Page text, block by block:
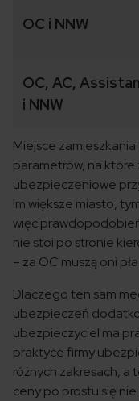
OC i NNW
OC, AC,
i NNW
Miejsce
parametrów, na które
ubezpieczeniowe
Im większe miasto,
więc
nie stoi po stronie
– za OC muszą oni
Dlaczego ten sam
ubezpieczeń
ubezpieczyciel ma
praktyce firmy
różnych zakresach, a
ceny po prostu się